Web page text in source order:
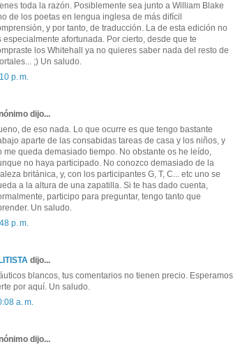
toda la razón. Posiblemente sea junto a William Blake
de los poetas en lengua inglesa de más difícil
y por tanto, de traducción. La de esta edición no
especialmente afortunada. Por cierto, desde que te
los Whitehall ya no quieres saber nada del resto de
;) Un saludo.
p. m.
dijo...
de eso nada. Lo que ocurre es que tengo bastante
aparte de las consabidas tareas de casa y los niños, y
me queda demasiado tiempo. No obstante os he leído,
no haya participado. No conozco demasiado de la
británica, y, con los participantes G, T, C... etc uno se
a la altura de una zapatilla. Si te has dado cuenta,
participo para preguntar, tengo tanto que
Un saludo.
p. m.
dijo...
blancos, tus comentarios no tienen precio. Esperamos
por aquí. Un saludo.
a. m.
dijo...